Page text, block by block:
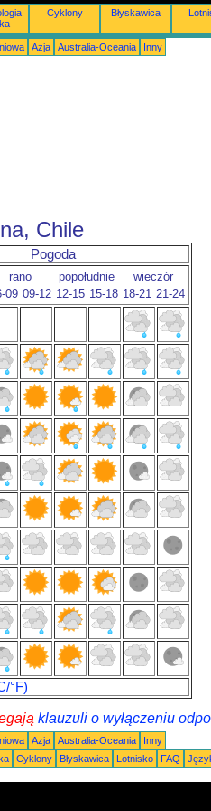
Cyklony Błyskawica
Azja Australia-Oceania Inny
Chile
Pogoda
rano popołudnie
wieczór
09 09-12 12-15 15-18 18-21 21-24
°F)
klauzuli o wyłączeniu
Azja Australia-Oceania
Inny
Cyklony Błyskawica Lotnisko FAQ